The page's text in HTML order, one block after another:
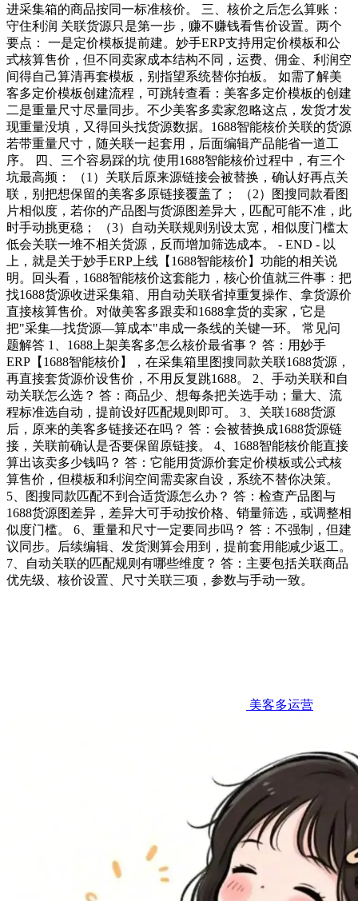
进采集箱的商品按同一标准核价。 三、核价之后怎么算账：
守住利润 关联货源只是第一步，赚不赚钱看售价设置。两个
要点： 一是定价模板提前建。妙手ERP支持用定价模板和公
式核算售价，但不同卖家成本结构不同，运费、佣金、利润空
间得自己算清再套模板，别指望系统替你拍板。 如需了解美
客多定价模板创建流程，可跳转查看：美客多定价模板的创建
二是重量尺寸尽量同步。不少美客多卖家忽略这点，发货才发
现重量没填，又得回头找货源数据。1688智能核价关联的货源
若带重量尺寸，随关联一起套用，后面编辑产品能省一道工
序。 四、三个容易踩的坑 使用1688智能核价过程中，有三个
坑最高频： （1）关联后原来源链接会被替换，确认好再点关
联，别把想保留的美客多原链接覆盖了； （2）图搜同款看图
片相似度，若你的产品图与货源图差异大，匹配可能不准，此
时手动挑更稳； （3）自动关联规则别设太宽，相似度门槛太
低会关联一堆不相关货源，反而增加筛选成本。 - END - 以
上，就是关于妙手ERP上线【1688智能核价】功能的相关说
明。回头看，1688智能核价这套能力，核心价值就三件事：把
找1688货源收进采集箱、用自动关联省掉重复操作、拿货源价
直接核算售价。对做美客多跟卖和1688拿货的卖家，它是
把"采集—找货源—算成本"串成一条线的关键一环。 常见问
题解答 1、1688上架美客多怎么核价最省事？ 答：用妙手
ERP【1688智能核价】，在采集箱里图搜同款关联1688货源，
再直接套货源价设售价，不用反复跳1688。 2、手动关联和自
动关联怎么选？ 答：商品少、想每条把关选手动；量大、流
程标准选自动，提前设好匹配规则即可。 3、关联1688货源
后，原来的美客多链接还在吗？ 答：会被替换成1688货源链
接，关联前确认是否要保留原链接。 4、1688智能核价能直接
算出该卖多少钱吗？ 答：它能用货源价套定价模板或公式核
算售价，但模板和利润空间需卖家自设，系统不替你决策。
5、图搜同款匹配不到合适货源怎么办？ 答：检查产品图与
1688货源图差异，差异大可手动按价格、销量筛选，或调整相
似度门槛。 6、重量和尺寸一定要同步吗？ 答：不强制，但建
议同步。后续编辑、发货测算会用到，提前套用能减少返工。
7、自动关联的匹配规则有哪些维度？ 答：主要包括关联商品
优先级、核价设置、尺寸关联三项，参数与手动一致。
美客多运营